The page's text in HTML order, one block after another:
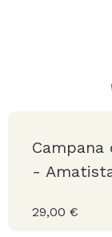
Campana
-
29,00 €